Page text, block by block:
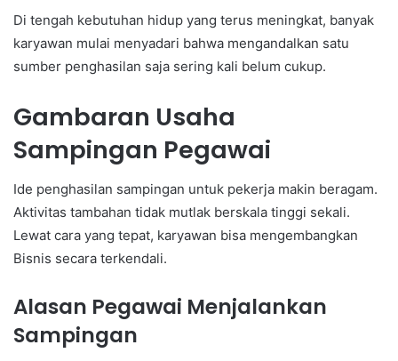
Di tengah kebutuhan hidup yang terus meningkat, banyak
karyawan mulai menyadari bahwa mengandalkan satu
sumber penghasilan saja sering kali belum cukup.
Gambaran Usaha
Sampingan Pegawai
Ide penghasilan sampingan untuk pekerja makin beragam.
Aktivitas tambahan tidak mutlak berskala tinggi sekali.
Lewat cara yang tepat, karyawan bisa mengembangkan
Bisnis secara terkendali.
Alasan Pegawai Menjalankan
Sampingan